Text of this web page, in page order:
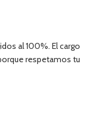
al 100%. El cargo
respetamos tu